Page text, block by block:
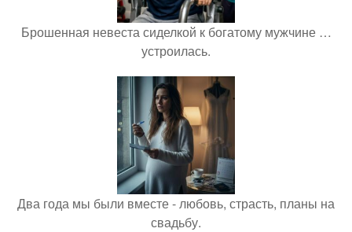
Брошенная невеста сиделкой к богатому мужчине …
устроилась.
Два года мы были вместе - любовь, страсть, планы на
свадьбу.